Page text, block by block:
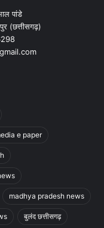
पांडे
(छत्तीसगढ़)
e paper
madhya pradesh news
बुलंद छत्तीसगढ़